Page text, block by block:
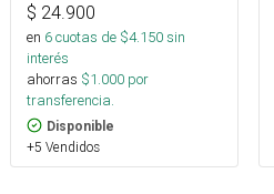
$ 24.900
en 6cuotas de $4.150sin
interés
ahorras $1.000 por
transferencia.
Disponible
+5 Vendidos